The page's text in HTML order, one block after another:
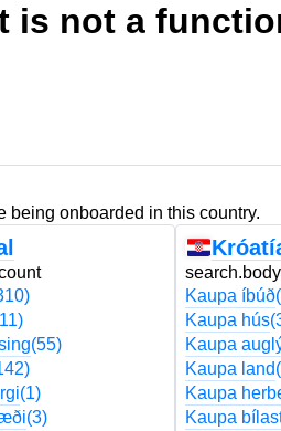
is not a
being onboarded in this country.
(55)
(1)
(3)
Kaupa íbúð
Kaupa hús
Kaupa
Kaupa land
Kaupa
Kaupa